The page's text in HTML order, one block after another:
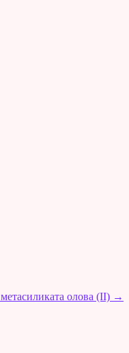
олова (II) →